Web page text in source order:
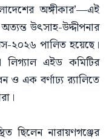
অঙ্গীকার’—এই
উৎসাহ-উদ্দীপনার
২০২৬ পালিত হয়েছে।
এইড কমিটির
এক বর্ণাঢ্য র‍্যালিতে
ছিলেন নারায়ণগঞ্জের